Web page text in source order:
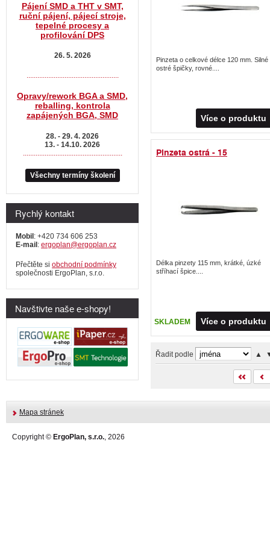
Pinzeta o celkové délce 120 mm. Silné
ostré špičky, rovné....
Více o produktu
Pinzeta ostrá - 15
Délka pinzety 115 mm, krátké, úzké
stříhací špice....
SKLADEM Více o produktu
Řadit podle ▲
Pájení SMD a THT v SMT,
ruční pájení, pájecí stroje,
tepelné procesy a
profilování DPS
26. 5. 2026
...................................................
Opravy/rework BGA a SMD,
reballing, kontrola
zapájených BGA, SMD
28. - 29. 4. 2026
13. - 14.10. 2026
Všechny termíny školení
Rychlý kontakt
Mobil: +420 734 606 253
E-mail: ergoplan@ergoplan.cz
Přečtěte si obchodní podmínky
společnosti ErgoPlan, s.r.o.
Navštivte naše e-shopy!
Mapa stránek
Copyright © ErgoPlan, s.r.o., 2026